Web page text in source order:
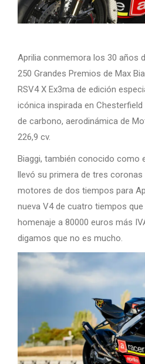
Aprilia conmemora los 30 años
250 Grandes Premios de Max
RSV4 X Ex3ma de edición
icónica inspirada en
de carbono, aerodinámica de
226,9 cv.
Biaggi, también conocido como
llevó su primera de tres
motores de dos tiempos para
nueva V4 de cuatro tiempos
homenaje a 80000 euros más
digamos que no es mucho.